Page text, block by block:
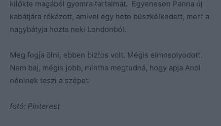
kilökte magából gyomra tartalmát. Egyenesen Panna új
kabátjára rókázott, amivel egy hete büszkélkedett, mert a
nagybátyja hozta neki Londonból.
Meg fogja ölni, ebben biztos volt. Mégis elmosolyodott.
Nem baj, mégis jobb, mintha megtudná, hogy apja Andi
néninek teszi a szépet.
fotó: Pinterest